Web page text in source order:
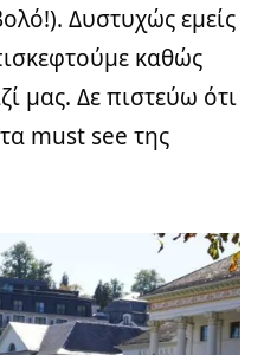
Δυστυχώς εμείς
καθώς
μας. Δε πιστεύω ότι
must see της